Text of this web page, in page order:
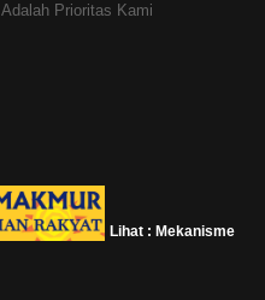
Prioritas Kami
Lihat : Mekanisme